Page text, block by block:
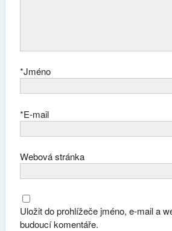
Jméno
*
E-mail
*
Webová stránka
Uložit do prohlížeče jméno, e-mail a
budoucí komentáře.